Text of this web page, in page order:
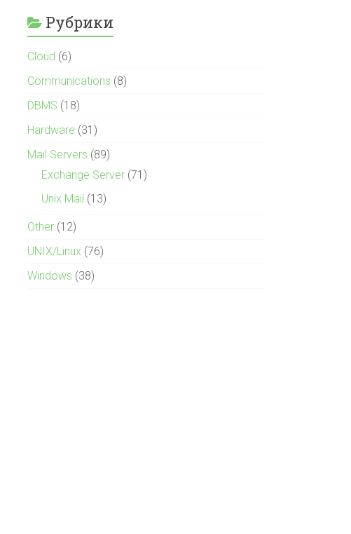
Рубрики
Cloud (6)
Communications (8)
DBMS (18)
Hardware (31)
Mail Servers (89)
Exchange Server (71)
Unix Mail (13)
Other (12)
UNIX/Linux (76)
Windows (38)